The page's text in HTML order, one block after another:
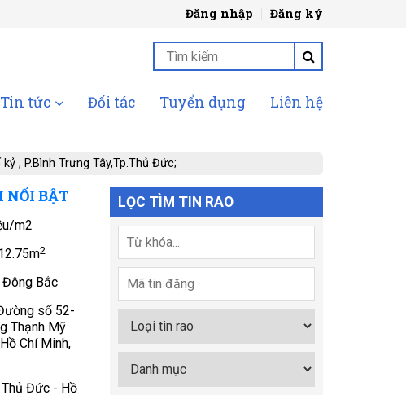
Đăng nhập Đăng ký
Tin tức Đối tác Tuyển dụng Liên hệ
, P.Bình Trưng Tây,Tp.Thủ Đức;
NỔI BẬT
m2
2
Đông Bắc
số 52-
Thạnh Mỹ
Chí Minh,
Thủ Đức - Hồ
LỌC TÌM TIN RAO